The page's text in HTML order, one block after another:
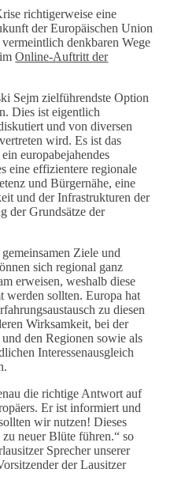
richtigerweise eine
der Europäischen Union
denkbaren Wege
imOnline-Auftritt der
Sejm zielführendste Option
Dies ist eigentlich
und von diversen
wird. Es ist das
europabejahendes
eine effizientere regionale
und Bürgernähe, eine
und der Infrastrukturen der
der Grundsätze der
Ziele und
sich regional ganz
erweisen, weshalb diese
werden sollten. Europa hat
zu diesen
Wirksamkeit, bei der
den Regionen sowie als
Interessenausgleich
die richtige Antwort auf
Er ist informiert und
wir nutzen! Dieses
neuer Blüte führen.“ so
Sprecher unserer
der Lausitzer